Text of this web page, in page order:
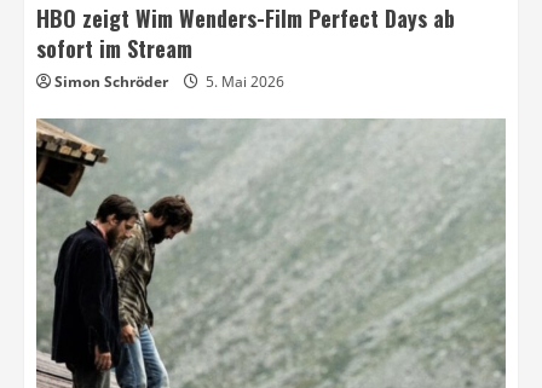
HBO zeigt Wim Wenders-Film Perfect Days ab
sofort im Stream
Simon Schröder 5. Mai 2026